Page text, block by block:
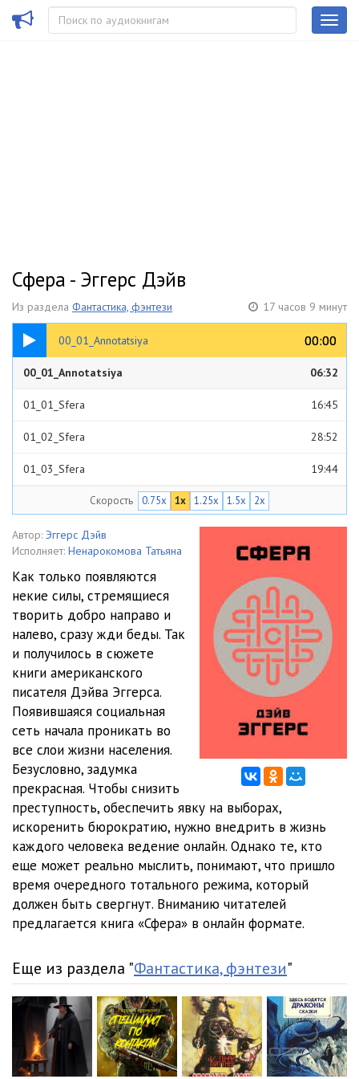
Сфера - Эггерс Дэйв
Из раздела Фантастика, фэнтези 17 часов 9 минут
00_01_Annotatsiya 00:00
00:00
06:32
00_01_Annotatsiya 06:32
01_01_Sfera 16:45
01_02_Sfera 28:52
01_03_Sfera 19:44
01_05_Sfera
01_07_Sfera 17:07
01_08_Sfera 23:53
01_09_Sfera 24:51
01_10_Sfera
01_11_Sfera
01_12_Sfera 28:23
01_13_Sfera
01_14_Sfera 20:28
01_15_Sfera 24:29
01_16_Sfera
01_17_Sfera
01_19_Sfera 16:25
01_20_Sfera 27:30
01_21_Sfera 28:15
Скорость 0.75x 1x 1.25x 1.5x 2x
Автор: Эггерс Дэйв
Исполняет: Ненарокомова Татьяна
Как только появляются
некие силы, стремящиеся
творить добро направо и
налево, сразу жди беды. Так
и получилось в сюжете
книги американского
писателя Дэйва Эггерса.
Появившаяся социальная
сеть начала проникать во
все слои жизни населения.
Безусловно, задумка
прекрасная. Чтобы снизить
преступность, обеспечить явку на выборах,
искоренить бюрократию, нужно внедрить в жизнь
каждого человека ведение онлайн. Однако те, кто
еще может реально мыслить, понимают, что пришло
время очередного тотального режима, который
должен быть свергнут. Вниманию читателей
предлагается книга «Сфера» в онлайн формате.
Еще из раздела "Фантастика, фэнтези"